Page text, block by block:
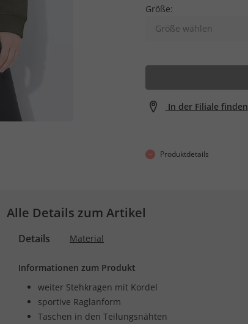
Größe:
Größe wählen
In der Filiale finden
Produktdetails
Alle Details zum Artikel
Details Material
Informationen zum Produkt
weiter Stehkragen mit Kordel
sportive Raglanform
Taschen in den Teilungsnähten